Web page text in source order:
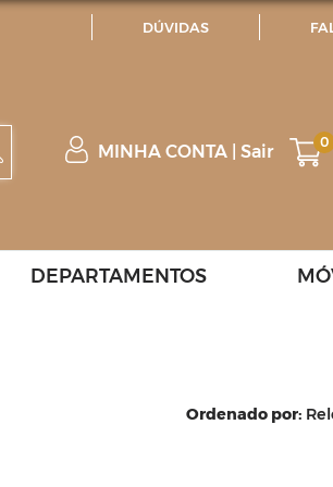
DÚVIDAS
MINHA CONTA Sair 0
DEPARTAMENTOS
Ordenado por: